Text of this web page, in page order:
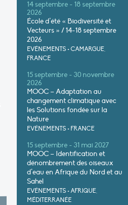
14 septembre - 18 septembre
2026
École d’été « Biodiversité et
Vecteurs » / 14-18 septembre
2026
EVÉNEMENTS • CAMARGUE,
FRANCE
15 septembre - 30 novembre
2026
MOOC – Adaptation au
changement climatique avec
les Solutions fondée sur la
Nature
EVÉNEMENTS • FRANCE
15 septembre - 31 mai 2027
MOOC – Identification et
dénombrement des oiseaux
d’eau en Afrique du Nord et au
Sahel
EVÉNEMENTS • AFRIQUE,
MÉDITERRANÉE